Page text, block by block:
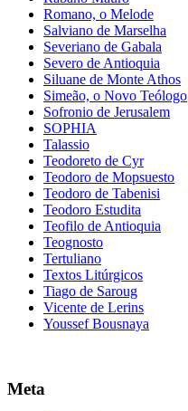
Romano, o Melode
Salviano de Marselha
Severiano de Gabala
Severo de Antioquia
Siluane de Monte Athos
Simeão, o Novo Teólogo
Sofronio de Jerusalem
SOPHIA
Talassio
Teodoreto de Cyr
Teodoro de Mopsuesto
Teodoro de Tabenisi
Teodoro Estudita
Teofilo de Antioquia
Teognosto
Tertuliano
Textos Litúrgicos
Tiago de Saroug
Vicente de Lerins
Youssef Bousnaya
Meta